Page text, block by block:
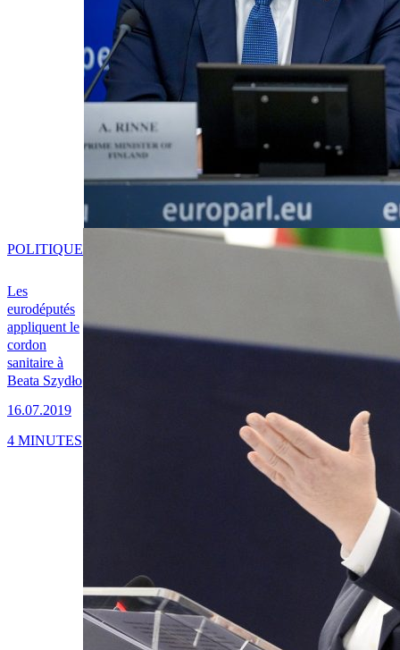
Les
eurodéputés
appliquent le
cordon
sanitaire à
Beata Szydło
16.07.2019
POLITIQUE
4 MINUTES